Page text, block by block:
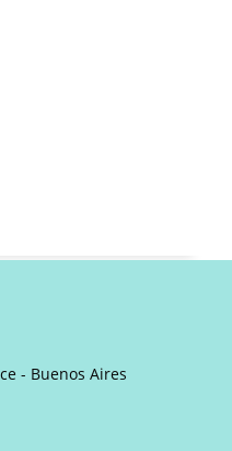
- Buenos Aires